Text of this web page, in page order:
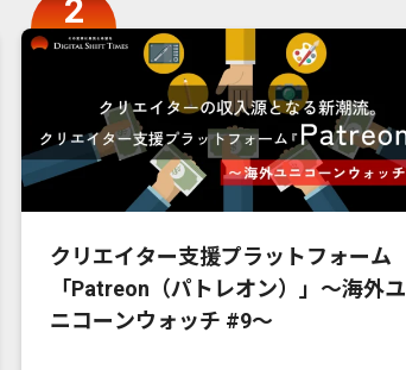
クリエイター支援プラットフォーム
「Patreon（パトレオン）」〜海外ユ
ニコーンウォッチ #9〜